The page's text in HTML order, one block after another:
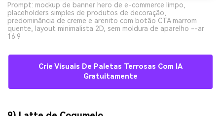
Prompt: mockup de banner hero de e-commerce limpo,
placeholders simples de produtos de decoração,
predominância de creme e arenito com botão CTA marrom
quente, layout minimalista 2D, sem moldura de aparelho --ar
16:9
Crie Visuais De Paletas Terrosas Com IA
Gratuitamente